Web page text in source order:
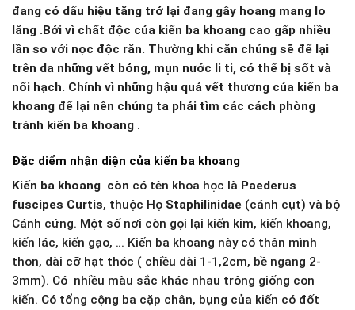
đang có dấu hiệu tăng trở lại đang gây hoang mang lo
lắng .Bởi vì chất độc của kiến ba khoang cao gấp nhiều
lần so với nọc độc rắn. Thường khi cắn chúng sẽ để lại
trên da những vết bỏng, mụn nước li ti, có thể bị sốt và
nổi hạch. Chính vì những hậu quả vết thương của kiến ba
khoang để lại nên chúng ta phải tìm các cách phòng
tránh kiến ba khoang .
Đặc diểm nhận diện của kiến ba khoang
Kiến ba khoang còn có tên khoa học là Paederus
fuscipes Curtis, thuộc Họ Staphilinidae (cánh cụt) và bộ
Cánh cứng. Một số nơi còn gọi lại kiến kim, kiến khoang,
kiến lác, kiến gạo, … Kiến ba khoang này có thân mình
thon, dài cỡ hạt thóc ( chiều dài 1-1,2cm, bề ngang 2-
3mm). Có nhiều màu sắc khác nhau trông giống con
kiến. Có tổng cộng ba cặp chân, bụng của kiến có đốt